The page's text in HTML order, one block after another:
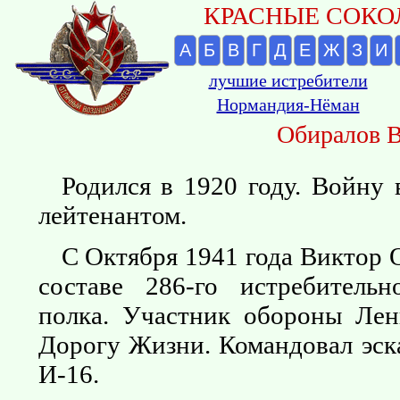
КРАСНЫЕ
А Б В Г Д Е Ж З И
лучшие истребители
Нормандия-Нёман
Обиралов
Родился в 1920 году. Войну
лейтенантом.
С Октября 1941 года Виктор
составе 286-го
полка. Участник обороны
Дорогу Жизни. Командовал
И-16.